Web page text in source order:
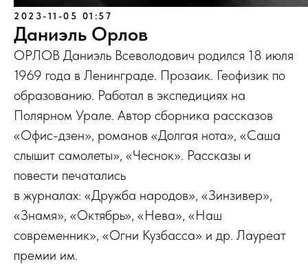
2023-11-05 01:57
Даниэль Орлов
ОРЛОВ Даниэль Всеволодович родился 18 июля
1969 года в Ленинграде. Прозаик. Геофизик по
образованию. Работал в экспедициях на
Полярном Урале. Автор сборника рассказов
«Офис-дзен», романов «Долгая нота», «Саша
слышит самолеты», «Чеснок». Рассказы и
повести печатались
в журналах: «Дружба народов», «Зинзивер»,
«Знамя», «Октябрь», «Нева», «Наш
современник», «Огни Кузбасса» и др. Лауреат
премии им.